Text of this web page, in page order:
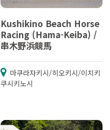
Kushikino Beach Horse
Racing (Hama-Keiba) /
串木野浜競馬
마쿠라자키시/히오키시/이치키
쿠시키노시